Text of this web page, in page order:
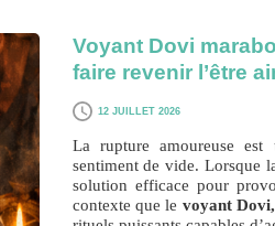
Voyant Dovi
faire revenir l’être
12 JUILLET 2026
La rupture amoureuse
sentiment de vide. Lorsque
solution efficace pour
contexte que le voyant